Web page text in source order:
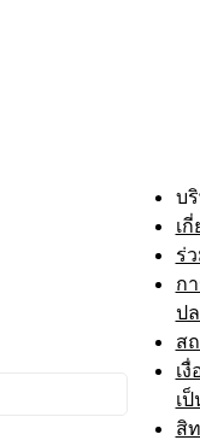
บ
เ
ร่
ก
ป
ส
เ
เ
สิ